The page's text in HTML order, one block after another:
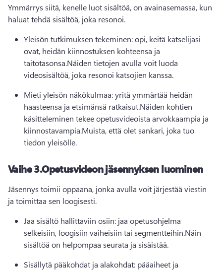
Ymmärrys siitä, kenelle luot sisältöä, on avainasemassa, kun
haluat tehdä sisältöä, joka resonoi.
Yleisön tutkimuksen tekeminen: opi, keitä katselijasi
ovat, heidän kiinnostuksen kohteensa ja
taitotasonsa.Näiden tietojen avulla voit luoda
videosisältöä, joka resonoi katsojien kanssa.
Mieti yleisön näkökulmaa: yritä ymmärtää heidän
haasteensa ja etsimänsä ratkaisut.Näiden kohtien
käsitteleminen tekee opetusvideoista arvokkaampia ja
kiinnostavampia.Muista, että olet sankari, joka tuo
tiedon yleisölle.
Vaihe 3.Opetusvideon jäsennyksen luominen
Jäsennys toimii oppaana, jonka avulla voit järjestää viestin
ja toimittaa sen loogisesti.
Jaa sisältö hallittaviin osiin: jaa opetusohjelma
selkeisiin, loogisiin vaiheisiin tai segmentteihin.Näin
sisältöä on helpompaa seurata ja sisäistää.
Sisällytä pääkohdat ja alakohdat: pääaiheet ja